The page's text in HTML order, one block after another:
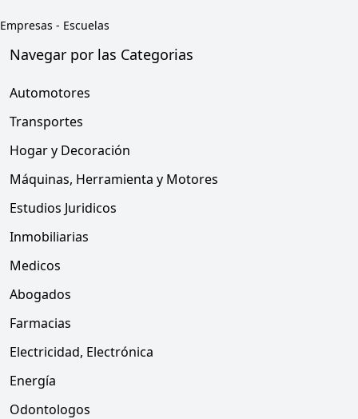
Empresas - Escuelas
Navegar por las Categorias
Automotores
Transportes
Hogar y Decoración
Máquinas, Herramienta y Motores
Estudios Juridicos
Inmobiliarias
Medicos
Abogados
Farmacias
Electricidad, Electrónica
Energía
Odontologos